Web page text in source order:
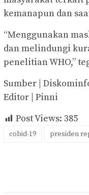
kemanapun dan
“Menggunakan
dan melindungi
penelitian WHO,”
Sumber |
Editor | Pinni
Post Views: 385
cobid-19 presiden